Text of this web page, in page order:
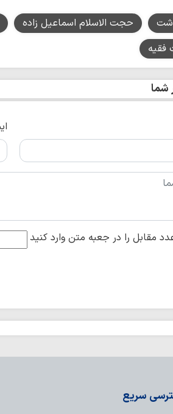
حجت الاسلام اسماعیل زاده
فقیه
شما
مقابل را در جعبه متن وارد کنید
سریع